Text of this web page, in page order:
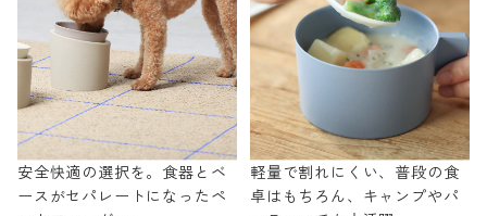
安全快適の選択を。食器とベ
ースがセパレートになったペ
軽量で割れにくい、普段の食
卓はもちろん、キャンプやパ